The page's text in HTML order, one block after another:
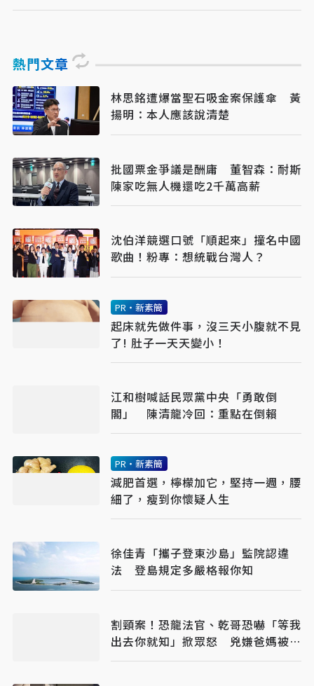
熱門文章
林思銘遭爆當聖石吸金案保護傘 黃
揚明：本人應該說清楚
批國票金爭議是酬庸 董智森：耐斯
陳家吃無人機還吃2千萬高薪
沈伯洋競選口號「順起來」撞名中國
歌曲！粉專：想統戰台灣人？
PR・新素簡
起床就先做件事，沒三天小腹就不見
了! 肚子一天天變小！
江和樹喊話民眾黨中央「勇敢倒
閣」 陳清龍冷回：重點在倒賴
PR・新素簡
減肥首選，檸檬加它，堅持一週，腰
細了，瘦到你懷疑人生
徐佳青「攜子登東沙島」監院認違
法 登島規定多嚴格報你知
割頸案！恐龍法官、乾哥恐嚇「等我
出去你就知」掀眾怒 兇嫌爸媽被肉
搜